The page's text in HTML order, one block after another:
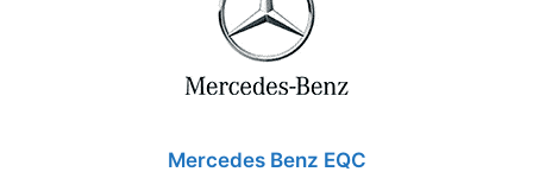
Mercedes Benz EQC